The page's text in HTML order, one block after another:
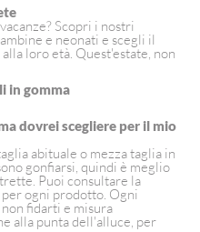
Scopri i nostri
e neonati e scegli il
loro età. Quest'estate, non
in gomma
dovrei scegliere per il mio
abituale o mezza taglia in
gonfiarsi, quindi è meglio
Puoi consultare la
ogni prodotto. Ogni
fidarti e misura
alla punta dell'alluce, per